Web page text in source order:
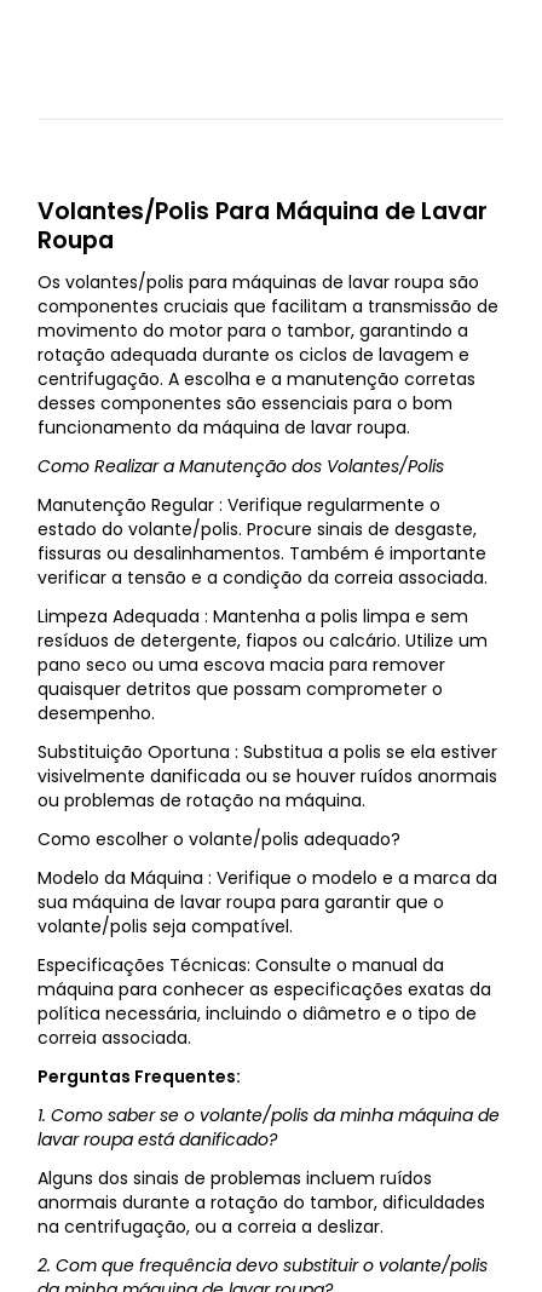
Volantes/Polis Para Máquina de Lavar
Roupa
Os volantes/polis para máquinas de lavar roupa são
componentes cruciais que facilitam a transmissão de
movimento do motor para o tambor, garantindo a
rotação adequada durante os ciclos de lavagem e
centrifugação. A escolha e a manutenção corretas
desses componentes são essenciais para o bom
funcionamento da máquina de lavar roupa.
Como Realizar a Manutenção dos Volantes/Polis
Manutenção Regular : Verifique regularmente o
estado do volante/polis. Procure sinais de desgaste,
fissuras ou desalinhamentos. Também é importante
verificar a tensão e a condição da correia associada.
Limpeza Adequada : Mantenha a polis limpa e sem
resíduos de detergente, fiapos ou calcário. Utilize um
pano seco ou uma escova macia para remover
quaisquer detritos que possam comprometer o
desempenho.
Substituição Oportuna : Substitua a polis se ela estiver
visivelmente danificada ou se houver ruídos anormais
ou problemas de rotação na máquina.
Como escolher o volante/polis adequado?
Modelo da Máquina : Verifique o modelo e a marca da
sua máquina de lavar roupa para garantir que o
volante/polis seja compatível.
Especificações Técnicas: Consulte o manual da
máquina para conhecer as especificações exatas da
política necessária, incluindo o diâmetro e o tipo de
correia associada.
Perguntas Frequentes:
1. Como saber se o volante/polis da minha máquina de
lavar roupa está danificado?
Alguns dos sinais de problemas incluem ruídos
anormais durante a rotação do tambor, dificuldades
na centrifugação, ou a correia a deslizar.
2. Com que frequência devo substituir o volante/polis